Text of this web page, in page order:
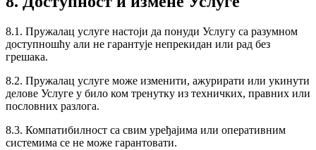
8.1. Пружалац услуге настоји да понуди Услугу са разумном
доступношћу али не гарантује непрекидан или рад без
грешака.
8.2. Пружалац услуге може изменити, ажурирати или укинути
делове Услуге у било ком тренутку из техничких, правних или
пословних разлога.
8.3. Компатибилност са свим уређајима или оперативним
системима се не може гарантовати.